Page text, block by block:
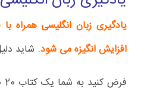
یادگیری زبان انگلیسی همراه
افزایش انگیزه می شود. شاید